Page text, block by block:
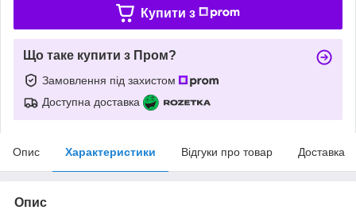
Купити з
Що таке купити з Пром?
Замовлення під захистом
Доступна доставка
Опис Характеристики Відгуки про товар Доставка
Опис